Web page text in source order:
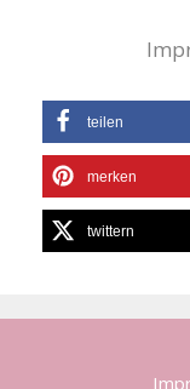
teilen
merken
twittern